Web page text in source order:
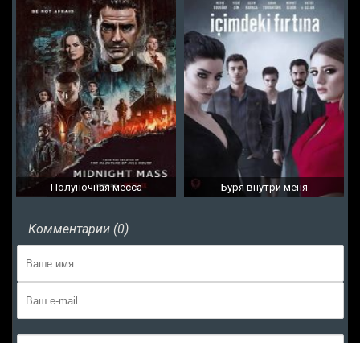
Полуночная месса Буря внутри меня
Комментарии (0)